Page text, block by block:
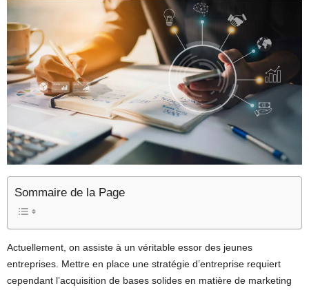
Sommaire de la Page
Actuellement, on assiste à un véritable essor des jeunes
entreprises. Mettre en place une stratégie d’entreprise requiert
cependant l’acquisition de bases solides en matière de marketing